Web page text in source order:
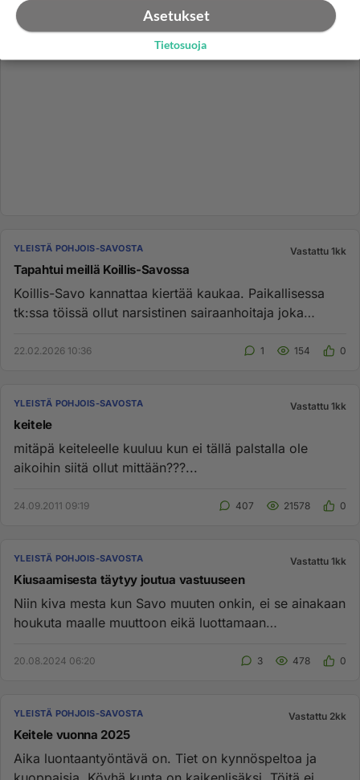
YLEISTÄ POHJOIS-SAVOSTA Vastattu 1kk
Tapahtui meillä Koillis-Savossa
Koillis-Savo kannattaa kiertää kaukaa. Paikallisessa
tk:ssa töissä ollut narsistinen sairaanhoitaja joka
22.02.2026 10:36 1 154 0
YLEISTÄ POHJOIS-SAVOSTA Vastattu 1kk
keitele
mitäpä keiteleelle kuuluu kun ei tällä palstalla ole
aikoihin siitä ollut mittään???...
24.09.2011 09:19 407 21578 0
YLEISTÄ POHJOIS-SAVOSTA Vastattu 1kk
Kiusaamisesta täytyy joutua vastuuseen
Niin kiva mesta kun Savo muuten onkin, ei se ainakaan
houkuta maalle muuttoon eikä luottamaan
20.08.2024 06:20 3 478 0
YLEISTÄ POHJOIS-SAVOSTA Vastattu 2kk
Keitele vuonna 2025
Aika luontaantyöntävä on. Tiet on kynnöspeltoa ja
Asetukset
Tietosuoja